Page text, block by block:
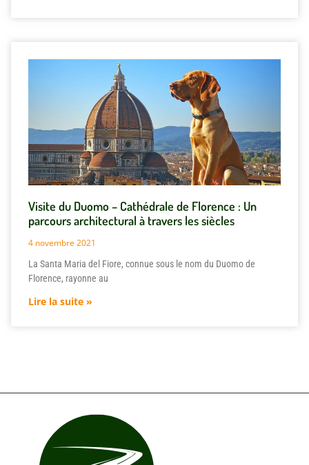
Visite du Duomo – Cathédrale de Florence : Un
parcours architectural à travers les siècles
4 novembre 2021
La Santa Maria del Fiore, connue sous le nom du Duomo de
Florence, rayonne au
Lire la suite »